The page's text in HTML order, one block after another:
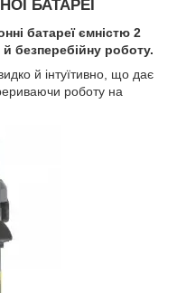
БАТАРЕЇ
батареї ємністю 2
безперебійну роботу.
й інтуїтивно, що дає
роботу на